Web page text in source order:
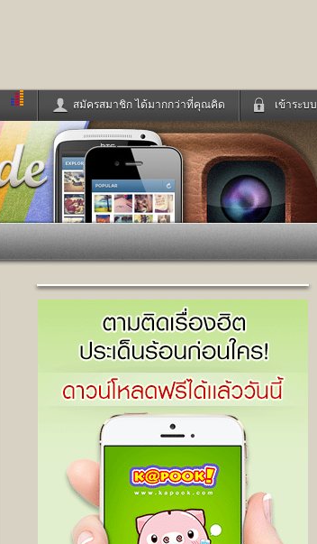
เข้าระบบ
สมัครสมาชิก ได้มากกว่าที่คุณคิด
ข่าวดารา
ดูทีวี
ฟังเพลง
ฟังวิทยุออนไลน์
แชทหมากฮอส
Glitter
แต่งงาน
แม่และเด็ก
สุขภาพ
สัตว์เลี้ยง
บ้านและการตกแต่ง
ท่องเที่ยว
Facebook
เข้าระบบด้วย User Kapook
Email
Password
เข้าระบบด้วย Facebook